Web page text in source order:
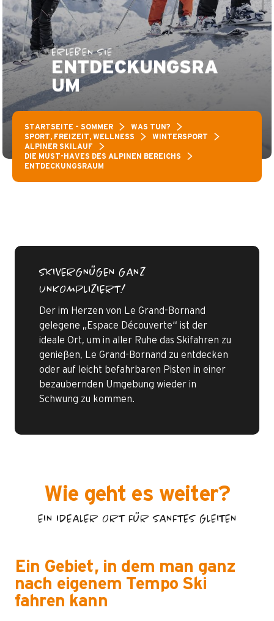
ERLEBEN SIE
ENTDECKUNGSRA
UM
STARTSEITE – SOMMER
WAS TUN?
SPORT, FREIZEIT, WELLNESS
WINTERSPORT
ALPINER SKILAUF
DIE MUST-HAVES DES ALPINEN BEREICHS
ENTDECKUNGSRAUM
SKIVERGNÜGEN GANZ
UNKOMPLIZIERT!
Der im Herzen von Le Grand-Bornand
gelegene „Espace Découverte“ ist der
ideale Ort, um in aller Ruhe das Skifahren zu
genießen, Le Grand-Bornand zu entdecken
oder auf leicht befahrbaren Pisten in einer
bezaubernden Umgebung wieder in
Schwung zu kommen.
Wie geht es weiter?
EIN IDEALER ORT FÜR SANFTES GLEITEN
Ein Gebiet, in dem man ganz
nach eigenem Tempo Ski
fahren kann